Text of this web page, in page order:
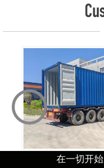
‹
在一切开